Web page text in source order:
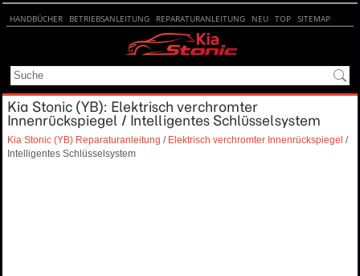
HANDBÜCHER BETRIEBSANLEITUNG REPARATURANLEITUNG NEU TOP SITEMAP
Kia Stonic (YB): Elektrisch verchromter
Innenrückspiegel / Intelligentes Schlüsselsystem
Kia Stonic (YB) Reparaturanleitung / Elektrisch verchromter Innenrückspiegel /
Intelligentes Schlüsselsystem